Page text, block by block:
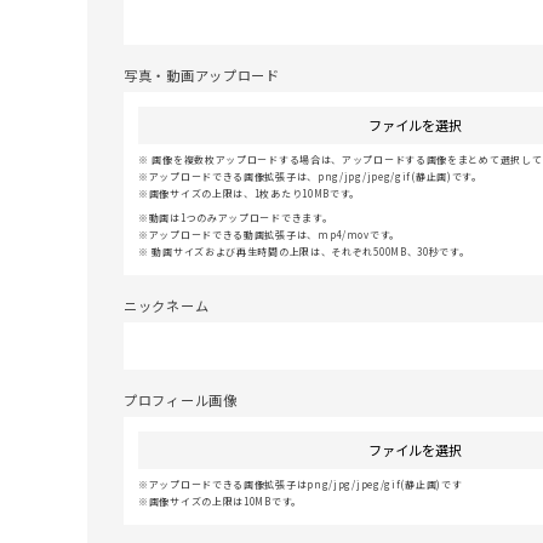
写真・動画アップロード
ファイルを選択
画像を複数枚アップロードする場合は、アップロードする画像をまとめて選択し
アップロードできる画像拡張子は、png/jpg/jpeg/gif(静止画)です。
画像サイズの上限は、1枚あたり10MBです。
動画は1つのみアップロードできます。
アップロードできる動画拡張子は、mp4/movです。
動画サイズおよび再生時間の上限は、それぞれ500MB、30秒です。
ニックネーム
プロフィール画像
ファイルを選択
アップロードできる画像拡張子はpng/jpg/jpeg/gif(静止画)です
画像サイズの上限は10MBです。